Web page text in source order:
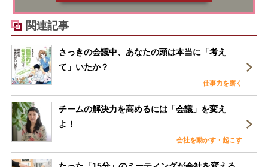
関連記事
さっきの会議中、あなたの頭は本当に「考え
て」いたか？
仕事力を磨く
チームの解決力を高めるには「会議」を変え
よ！
会社を動かす・起こす